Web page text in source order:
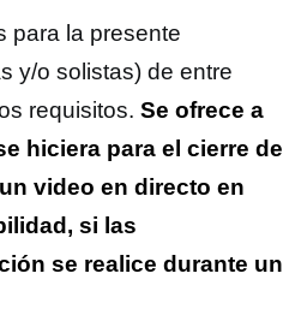
para la presente
y/o solistas) de entre
requisitos. Se ofrece a
hiciera para el cierre de
video en directo en
si las
se realice durante un